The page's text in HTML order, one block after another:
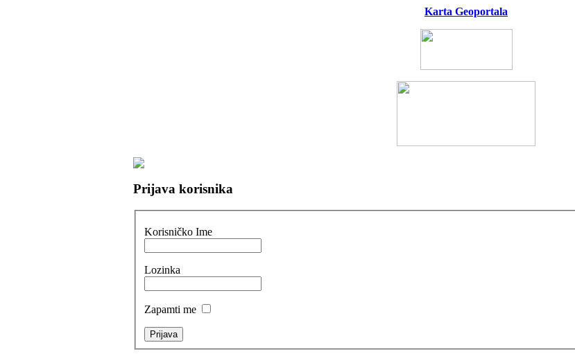
Karta Geoportala
Prijava korisnika
Korisničko Ime
Lozinka
Zapamti me